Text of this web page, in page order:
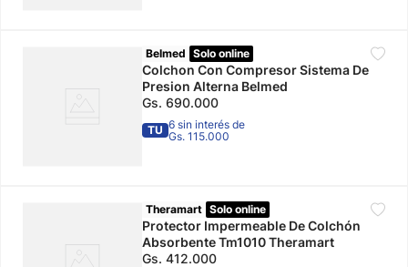
Belmed Solo online
Colchon Con Compresor Sistema De
Presion Alterna Belmed
Gs. 690.000
TU 6 sin interés de
Gs. 115.000
Theramart Solo online
Protector Impermeable De Colchón
Absorbente Tm1010 Theramart
Gs. 412.000